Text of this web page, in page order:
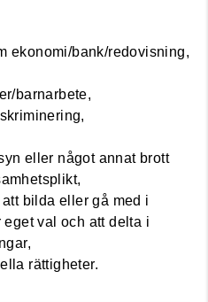
ekonomi/bank/redovisning,
barnarbete,
eller något annat brott
bilda eller gå med i
val och att delta i
rättigheter.